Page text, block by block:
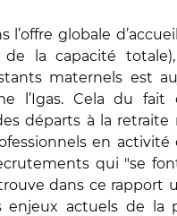
l’offre globale
de la capacité
maternels est
l’Igas. Cela du fait
départs à la retraite
en activité
qui "se
dans ce rapport
enjeux actuels de la